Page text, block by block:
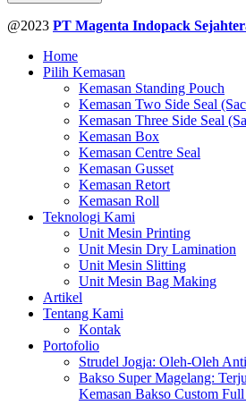
@2023 PT Magenta Indopack
Home
Pilih Kemasan
Kemasan Standing Pouch
Kemasan Two Side Seal
Kemasan Three Side Seal
Kemasan Box
Kemasan Centre Seal
Kemasan Gusset
Kemasan Retort
Kemasan Roll
Teknologi Kami
Unit Mesin Printing
Unit Mesin Dry Lamination
Unit Mesin Slitting
Unit Mesin Bag Making
Artikel
Tentang Kami
Kontak
Portofolio
Strudel Jogja: Oleh-Oleh
Bakso Super Magelang:
Kemasan Bakso Custom